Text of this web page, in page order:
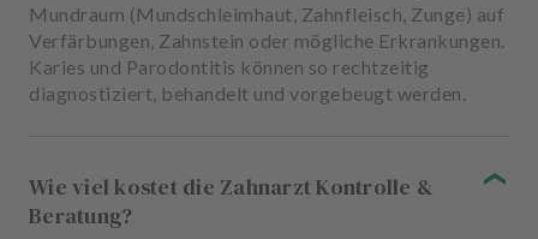
Mundraum (Mundschleimhaut, Zahnfleisch, Zunge) auf
Verfärbungen, Zahnstein oder mögliche Erkrankungen.
Karies und Parodontitis können so rechtzeitig
diagnostiziert, behandelt und vorgebeugt werden.
Wie viel kostet die Zahnarzt Kontrolle &
Beratung?